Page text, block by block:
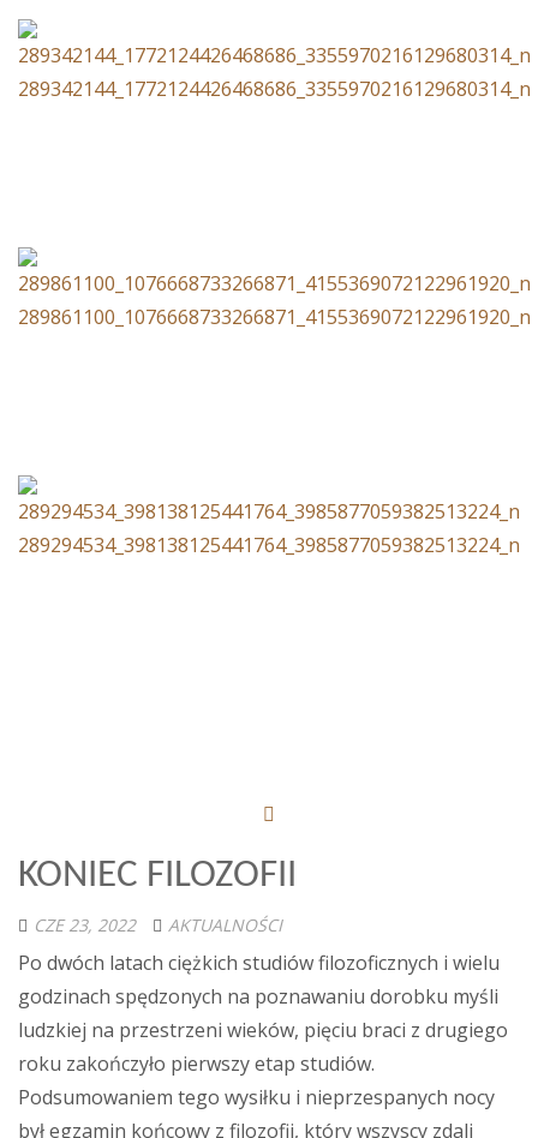
289342144_1772124426468686_3355970216129680314_n
289861100_1076668733266871_4155369072122961920_n
289294534_398138125441764_3985877059382513224_n
KONIEC FILOZOFII
CZE 23, 2022 AKTUALNOŚCI
Po dwóch latach ciężkich studiów filozoficznych i wielu
godzinach spędzonych na poznawaniu dorobku myśli
ludzkiej na przestrzeni wieków, pięciu braci z drugiego
roku zakończyło pierwszy etap studiów.
Podsumowaniem tego wysiłku i nieprzespanych nocy
był egzamin końcowy z filozofii, który wszyscy zdali